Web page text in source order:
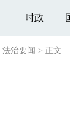
时政
法治要闻 > 正文